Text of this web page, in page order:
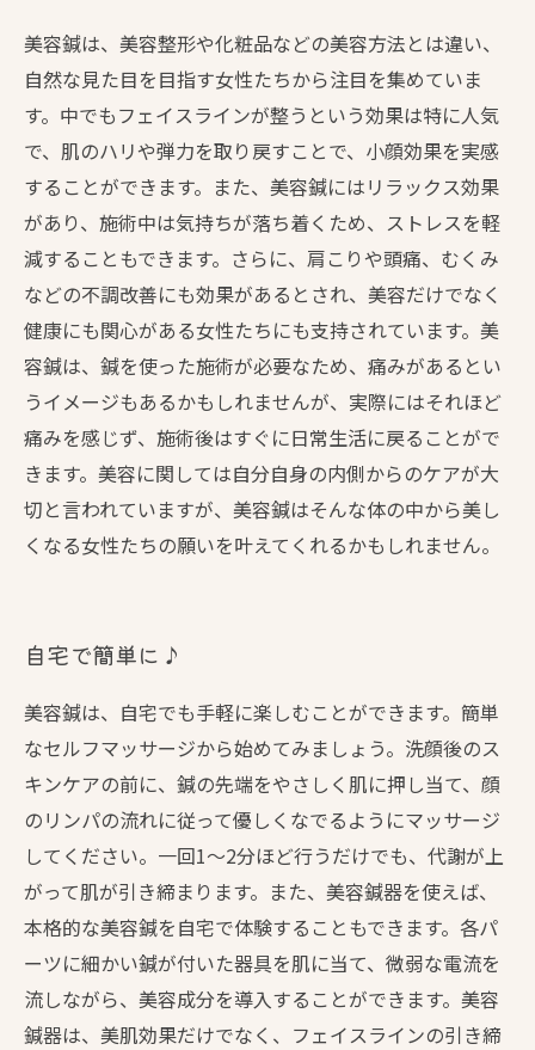
美容鍼は、美容整形や化粧品などの美容方法とは違い、
自然な見た目を目指す女性たちから注目を集めていま
す。中でもフェイスラインが整うという効果は特に人気
で、肌のハリや弾力を取り戻すことで、小顔効果を実感
することができます。また、美容鍼にはリラックス効果
があり、施術中は気持ちが落ち着くため、ストレスを軽
減することもできます。さらに、肩こりや頭痛、むくみ
などの不調改善にも効果があるとされ、美容だけでなく
健康にも関心がある女性たちにも支持されています。美
容鍼は、鍼を使った施術が必要なため、痛みがあるとい
うイメージもあるかもしれませんが、実際にはそれほど
痛みを感じず、施術後はすぐに日常生活に戻ることがで
きます。美容に関しては自分自身の内側からのケアが大
切と言われていますが、美容鍼はそんな体の中から美し
くなる女性たちの願いを叶えてくれるかもしれません。
自宅で簡単に♪
美容鍼は、自宅でも手軽に楽しむことができます。簡単
なセルフマッサージから始めてみましょう。洗顔後のス
キンケアの前に、鍼の先端をやさしく肌に押し当て、顔
のリンパの流れに従って優しくなでるようにマッサージ
してください。一回1〜2分ほど行うだけでも、代謝が上
がって肌が引き締まります。また、美容鍼器を使えば、
本格的な美容鍼を自宅で体験することもできます。各パ
ーツに細かい鍼が付いた器具を肌に当て、微弱な電流を
流しながら、美容成分を導入することができます。美容
鍼器は、美肌効果だけでなく、フェイスラインの引き締